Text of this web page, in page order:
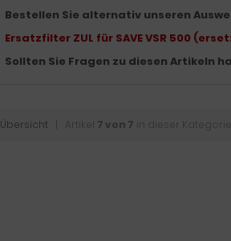
Bestellen Sie alternativ unseren
Ersatzfilter ZUL für SAVE VSR 500
Sollten Sie Fragen zu diesen Artikeln
Übersicht | Artikel 7 von 7 in dieser Kategorie